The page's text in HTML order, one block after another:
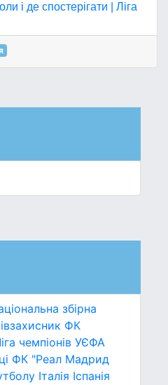
збірна
ФК
чемпіонів УЄФА
ФК "Реал Мадрид
Італія Іспанія
і де спостерігати | Ліга